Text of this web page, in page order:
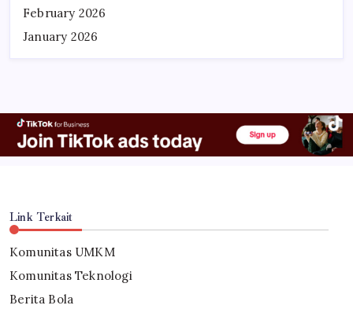
February 2026
January 2026
Link Terkait
Komunitas UMKM
Komunitas Teknologi
Berita Bola